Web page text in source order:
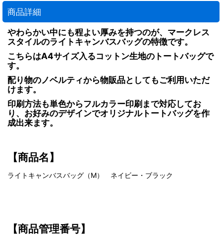
商品詳細
やわらかい中にも程よい厚みを持つのが、マークレス
スタイルのライトキャンバスバッグの特徴です。
こちらはA4サイズ入るコットン生地のトートバッグで
す。
配り物のノベルティから物販品としてもご利用いただ
けます。
印刷方法も単色からフルカラー印刷まで対応してお
り、お好みのデザインでオリジナルトートバッグを作
成出来ます。
【商品名】
ライトキャンバスバッグ（M） ネイビー・ブラック
【商品管理番号】